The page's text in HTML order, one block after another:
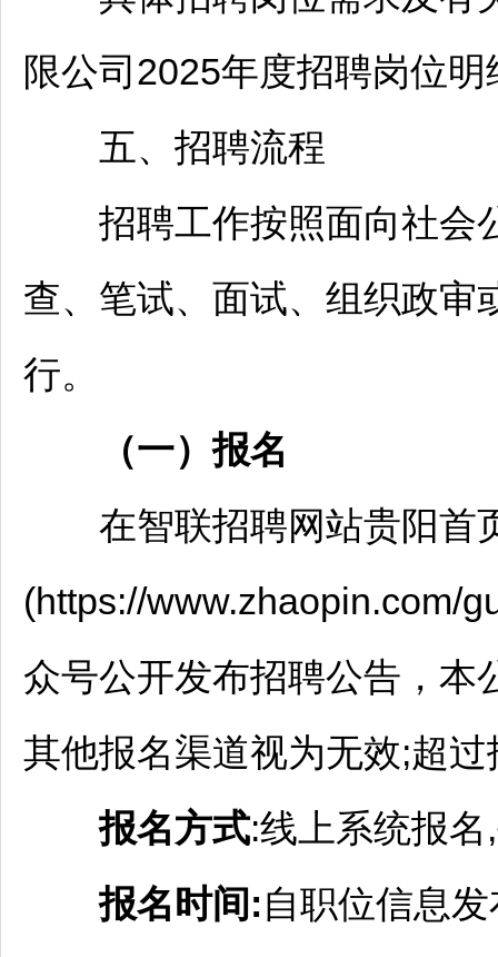
限公司2025年度招聘岗位明
五、 招聘流程
招聘工作按照面向社会
查、笔试、面试、组织政审
行。
（一）报名
在智联招聘网站贵阳首
(https://www.zhaopin.com/
众号公开发布招聘公告，本
其他报名渠道视为无效;超
报名方式:线上系统报
报名时间:自职位信息